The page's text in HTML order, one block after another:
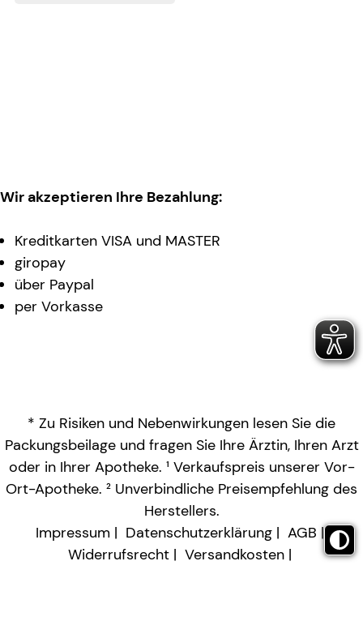
Wir akzeptieren Ihre Bezahlung:
Kreditkarten VISA und MASTER
giropay
über Paypal
per Vorkasse
* Zu Risiken und Nebenwirkungen lesen Sie die
Packungsbeilage und fragen Sie Ihre Ärztin, Ihren Arzt
oder in Ihrer Apotheke. ¹ Verkaufspreis unserer Vor-
Ort-Apotheke. ² Unverbindliche Preisempfehlung des
Herstellers.
Impressum
Datenschutzerklärung
AGB
Widerrufsrecht
Versandkosten